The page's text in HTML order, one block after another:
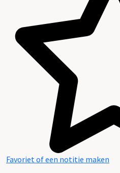
Favoriet of een notitie maken